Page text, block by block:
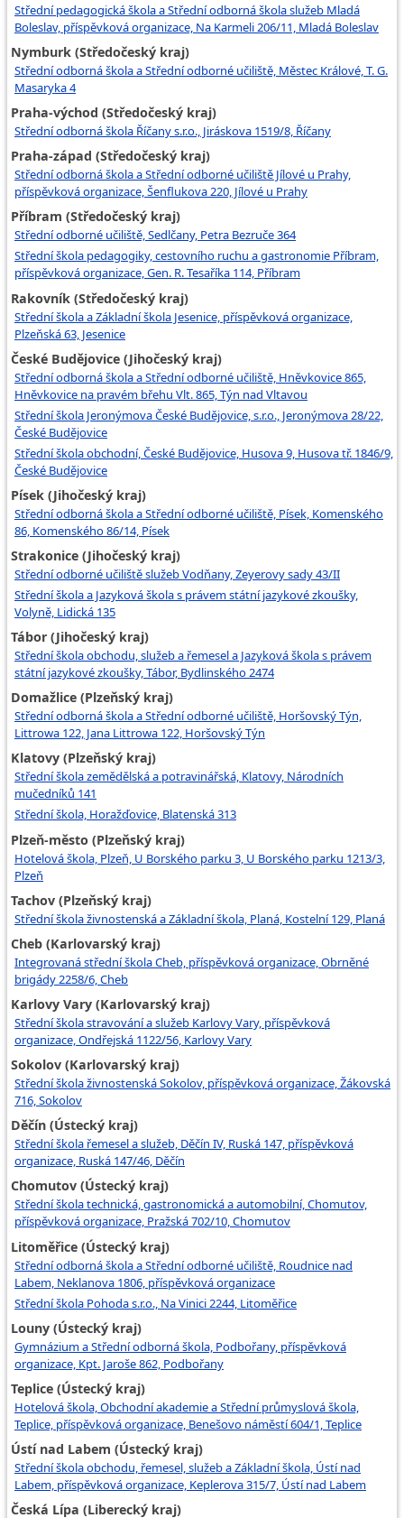
Střední pedagogická škola a Střední odborná škola služeb Mladá
Boleslav, příspěvková organizace, Na Karmeli 206/11, Mladá Boleslav
Nymburk (Středočeský kraj)
Střední odborná škola a Střední odborné učiliště, Městec Králové, T. G.
Masaryka 4
Praha-východ (Středočeský kraj)
Střední odborná škola Říčany s.r.o., Jiráskova 1519/8, Říčany
Praha-západ (Středočeský kraj)
Střední odborná škola a Střední odborné učiliště Jílové u Prahy,
příspěvková organizace, Šenflukova 220, Jílové u Prahy
Příbram (Středočeský kraj)
Střední odborné učiliště, Sedlčany, Petra Bezruče 364
Střední škola pedagogiky, cestovního ruchu a gastronomie Příbram,
příspěvková organizace, Gen. R. Tesaříka 114, Příbram
Rakovník (Středočeský kraj)
Střední škola a Základní škola Jesenice, příspěvková organizace,
Plzeňská 63, Jesenice
České Budějovice (Jihočeský kraj)
Střední odborná škola a Střední odborné učiliště, Hněvkovice 865,
Hněvkovice na pravém břehu Vlt. 865, Týn nad Vltavou
Střední škola Jeronýmova České Budějovice, s.r.o., Jeronýmova 28/22,
České Budějovice
Střední škola obchodní, České Budějovice, Husova 9, Husova tř. 1846/9,
České Budějovice
Písek (Jihočeský kraj)
Střední odborná škola a Střední odborné učiliště, Písek, Komenského
86, Komenského 86/14, Písek
Strakonice (Jihočeský kraj)
Střední odborné učiliště služeb Vodňany, Zeyerovy sady 43/II
Střední škola a Jazyková škola s právem státní jazykové zkoušky,
Volyně, Lidická 135
Tábor (Jihočeský kraj)
Střední škola obchodu, služeb a řemesel a Jazyková škola s právem
státní jazykové zkoušky, Tábor, Bydlinského 2474
Domažlice (Plzeňský kraj)
Střední odborná škola a Střední odborné učiliště, Horšovský Týn,
Littrowa 122, Jana Littrowa 122, Horšovský Týn
Klatovy (Plzeňský kraj)
Střední škola zemědělská a potravinářská, Klatovy, Národních
mučedníků 141
Střední škola, Horažďovice, Blatenská 313
Plzeň-město (Plzeňský kraj)
Hotelová škola, Plzeň, U Borského parku 3, U Borského parku 1213/3,
Plzeň
Tachov (Plzeňský kraj)
Střední škola živnostenská a Základní škola, Planá, Kostelní 129, Planá
Cheb (Karlovarský kraj)
Integrovaná střední škola Cheb, příspěvková organizace, Obrněné
brigády 2258/6, Cheb
Karlovy Vary (Karlovarský kraj)
Střední škola stravování a služeb Karlovy Vary, příspěvková
organizace, Ondřejská 1122/56, Karlovy Vary
Sokolov (Karlovarský kraj)
Střední škola živnostenská Sokolov, příspěvková organizace, Žákovská
716, Sokolov
Děčín (Ústecký kraj)
Střední škola řemesel a služeb, Děčín IV, Ruská 147, příspěvková
organizace, Ruská 147/46, Děčín
Chomutov (Ústecký kraj)
Střední škola technická, gastronomická a automobilní, Chomutov,
příspěvková organizace, Pražská 702/10, Chomutov
Litoměřice (Ústecký kraj)
Střední odborná škola a Střední odborné učiliště, Roudnice nad
Labem, Neklanova 1806, příspěvková organizace
Střední škola Pohoda s.r.o., Na Vinici 2244, Litoměřice
Louny (Ústecký kraj)
Gymnázium a Střední odborná škola, Podbořany, příspěvková
organizace, Kpt. Jaroše 862, Podbořany
Teplice (Ústecký kraj)
Hotelová škola, Obchodní akademie a Střední průmyslová škola,
Teplice, příspěvková organizace, Benešovo náměstí 604/1, Teplice
Ústí nad Labem (Ústecký kraj)
Střední škola obchodu, řemesel, služeb a Základní škola, Ústí nad
Labem, příspěvková organizace, Keplerova 315/7, Ústí nad Labem
Česká Lípa (Liberecký kraj)